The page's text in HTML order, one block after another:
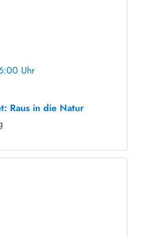
Uhr
Raus in die Natur